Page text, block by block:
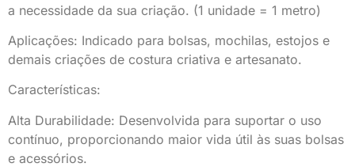
a necessidade da sua criação. (1 unidade = 1 metro)
Aplicações: Indicado para bolsas, mochilas, estojos e
demais criações de costura criativa e artesanato.
Características:
Alta Durabilidade: Desenvolvida para suportar o uso
contínuo, proporcionando maior vida útil às suas bolsas
e acessórios.